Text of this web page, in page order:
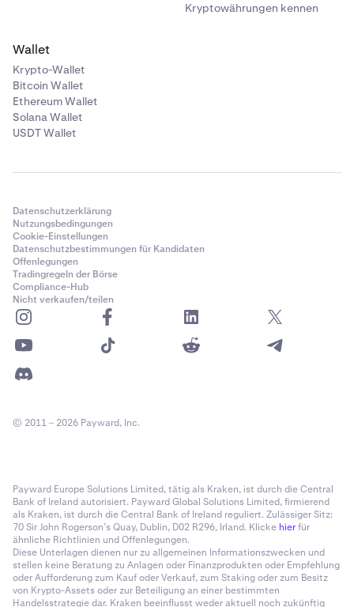
Kryptowährungen kennen
Wallet
Krypto-Wallet
Bitcoin Wallet
Ethereum Wallet
Solana Wallet
USDT Wallet
Datenschutzerklärung
Nutzungsbedingungen
Cookie-Einstellungen
Datenschutzbestimmungen für Kandidaten
Offenlegungen
Tradingregeln der Börse
Compliance-Hub
Nicht verkaufen/teilen
© 2011 – 2026 Payward, Inc.
Payward Europe Solutions Limited, tätig als Kraken, ist durch die Central
Bank of Ireland autorisiert. Payward Global Solutions Limited, firmierend
als Kraken, ist durch die Central Bank of Ireland reguliert. Zulässiger Sitz:
70 Sir John Rogerson’s Quay, Dublin, D02 R296, Irland. Klicke hierfür
ähnliche Richtlinien und Offenlegungen.
Diese Unterlagen dienen nur zu allgemeinen Informationszwecken und
stellen keine Beratung zu Anlagen oder Finanzprodukten oder Empfehlung
oder Aufforderung zum Kauf oder Verkauf, zum Staking oder zum Besitz
von Krypto-Assets oder zur Beteiligung an einer bestimmten
Handelsstrategie dar. Kraken beeinflusst weder aktuell noch zukünftig